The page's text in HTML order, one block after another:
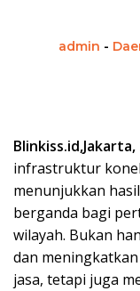
admin -
infrastruktur
menunjukkan
berganda bagi
wilayah. Bukan
dan
jasa, tetapi juga